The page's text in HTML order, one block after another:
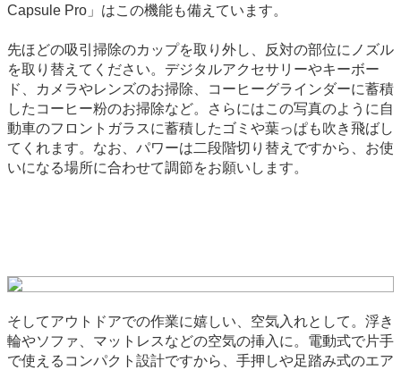
Capsule Pro」はこの機能も備えています。
先ほどの吸引掃除のカップを取り外し、反対の部位にノズル
を取り替えてください。デジタルアクセサリーやキーボー
ド、カメラやレンズのお掃除、コーヒーグラインダーに蓄積
したコーヒー粉のお掃除など。さらにはこの写真のように自
動車のフロントガラスに蓄積したゴミや葉っぱも吹き飛ばし
てくれます。なお、パワーは二段階切り替えですから、お使
いになる場所に合わせて調節をお願いします。
そしてアウトドアでの作業に嬉しい、空気入れとして。浮き
輪やソファ、マットレスなどの空気の挿入に。電動式で片手
で使えるコンパクト設計ですから、手押しや足踏み式のエア